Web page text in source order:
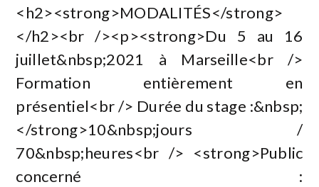
<h2><strong>MODALITÉS</strong>
</h2><br /><p><strong>Du 5 au 16
juillet&nbsp;2021 à Marseille<br />
Formation entièrement en
présentiel<br /> Durée du stage :&nbsp;
</strong>10&nbsp;jours /
70&nbsp;heures<br /> <strong>Public
concerné :